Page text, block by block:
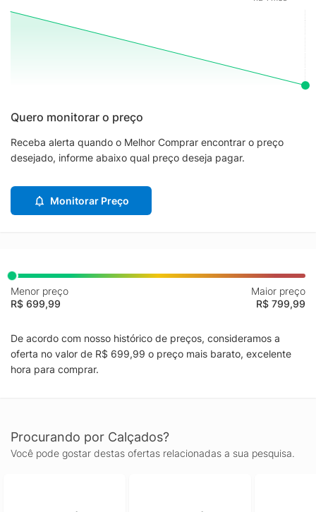
Quero monitorar o preço
Receba alerta quando o Melhor Comprar encontrar o preço
desejado, informe abaixo qual preço deseja pagar.
Monitorar Preço
Menor preço
R$ 699,99
Maior preço
R$ 799,99
De acordo com nosso histórico de preços, consideramos a
oferta no valor de R$ 699,99 o preço mais barato, excelente
hora para comprar.
Procurando por Calçados?
Você pode gostar destas ofertas relacionadas a sua pesquisa.